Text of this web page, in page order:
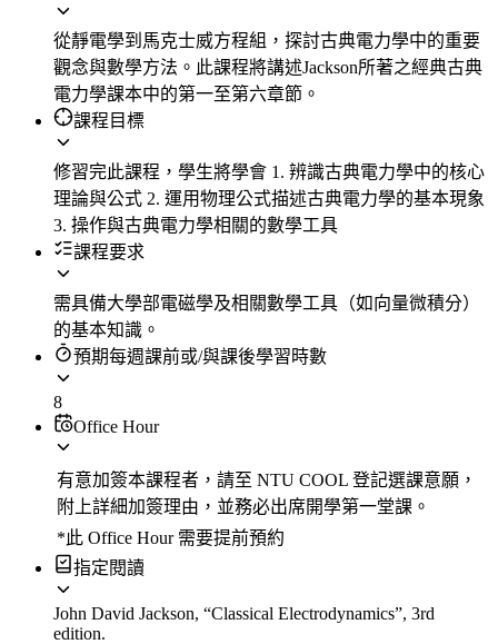
從靜電學到馬克士威方程組，探討古典電力學中的重要
觀念與數學方法。此課程將講述Jackson所著之經典古典
電力學課本中的第一至第六章節。
課程目標
修習完此課程，學生將學會 1. 辨識古典電力學中的核心
理論與公式 2. 運用物理公式描述古典電力學的基本現象
3. 操作與古典電力學相關的數學工具
課程要求
需具備大學部電磁學及相關數學工具（如向量微積分）
的基本知識。
預期每週課前或/與課後學習時數
8
Office Hour
有意加簽本課程者，請至 NTU COOL 登記選課意願，
附上詳細加簽理由，並務必出席開學第一堂課。
*此 Office Hour 需要提前預約
指定閱讀
John David Jackson, “Classical Electrodynamics”, 3rd
edition.